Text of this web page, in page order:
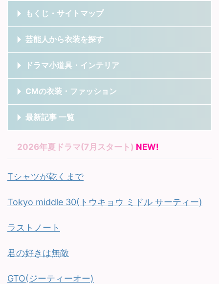
もくじ・サイトマップ
芸能人から衣装を探す
ドラマ小道具・インテリア
CMの衣装・ファッション
最新記事 一覧
2026年夏ドラマ(7月スタート) NEW!
Tシャツが乾くまで
Tokyo middle 30(トウキョウ ミドル サーティー)
ラストノート
君の好きは無敵
GTO(ジーティーオー)